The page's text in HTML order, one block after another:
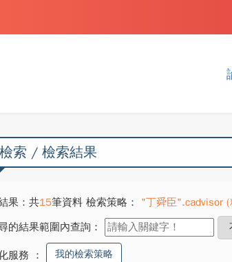
索 / 檢索結果
果：共15筆資料 檢索策略：
"丁舜臣".cadvisor (
的結果範圍內查詢：
服務 ： 我的檢索策略